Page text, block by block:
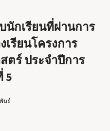
กเรียนที่ผ่านการ
เรียนโครงการ
ร์ ประจำปีการ
5
นธ์